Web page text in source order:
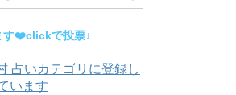
す❤️clickで投票↓